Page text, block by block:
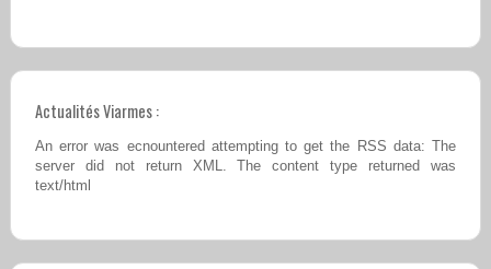
Actualités Viarmes :
An error was ecnountered attempting to get the RSS data: The
server did not return XML. The content type returned was
text/html